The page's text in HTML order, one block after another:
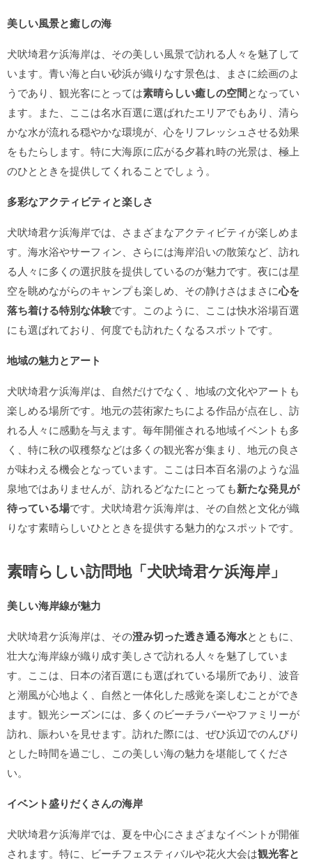
美しい風景と癒しの海
犬吠埼君ケ浜海岸は、その美しい風景で訪れる人々を魅了して
います。青い海と白い砂浜が織りなす景色は、まさに絵画のよ
うであり、観光客にとっては素晴らしい癒しの空間となってい
ます。また、ここは名水百選に選ばれたエリアでもあり、清ら
かな水が流れる穏やかな環境が、心をリフレッシュさせる効果
をもたらします。特に大海原に広がる夕暮れ時の光景は、極上
のひとときを提供してくれることでしょう。
多彩なアクティビティと楽しさ
犬吠埼君ケ浜海岸では、さまざまなアクティビティが楽しめま
す。海水浴やサーフィン、さらには海岸沿いの散策など、訪れ
る人々に多くの選択肢を提供しているのが魅力です。夜には星
空を眺めながらのキャンプも楽しめ、その静けさはまさに心を
落ち着ける特別な体験です。このように、ここは快水浴場百選
にも選ばれており、何度でも訪れたくなるスポットです。
地域の魅力とアート
犬吠埼君ケ浜海岸は、自然だけでなく、地域の文化やアートも
楽しめる場所です。地元の芸術家たちによる作品が点在し、訪
れる人々に感動を与えます。毎年開催される地域イベントも多
く、特に秋の収穫祭などは多くの観光客が集まり、地元の良さ
が味わえる機会となっています。ここは日本百名湯のような温
泉地ではありませんが、訪れるどなたにとっても新たな発見が
待っている場です。犬吠埼君ケ浜海岸は、その自然と文化が織
りなす素晴らしいひとときを提供する魅力的なスポットです。
素晴らしい訪問地「犬吠埼君ケ浜海岸」
美しい海岸線が魅力
犬吠埼君ケ浜海岸は、その澄み切った透き通る海水とともに、
壮大な海岸線が織り成す美しさで訪れる人々を魅了していま
す。ここは、日本の渚百選にも選ばれている場所であり、波音
と潮風が心地よく、自然と一体化した感覚を楽しむことができ
ます。観光シーズンには、多くのビーチラバーやファミリーが
訪れ、賑わいを見せます。訪れた際には、ぜひ浜辺でのんびり
とした時間を過ごし、この美しい海の魅力を堪能してくださ
い。
イベント盛りだくさんの海岸
犬吠埼君ケ浜海岸では、夏を中心にさまざまなイベントが開催
されます。特に、ビーチフェスティバルや花火大会は観光客と